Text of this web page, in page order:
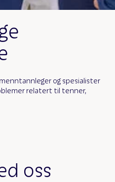
og spesialister
relatert til tenner,
oss